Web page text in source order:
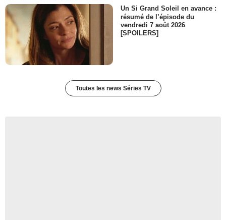
Un Si Grand Soleil en avance :
résumé de l’épisode du
vendredi 7 août 2026
[SPOILERS]
Toutes les news Séries TV